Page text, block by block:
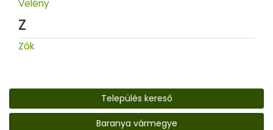
Velény
Z
Zók
Település kereső
Baranya vármegye